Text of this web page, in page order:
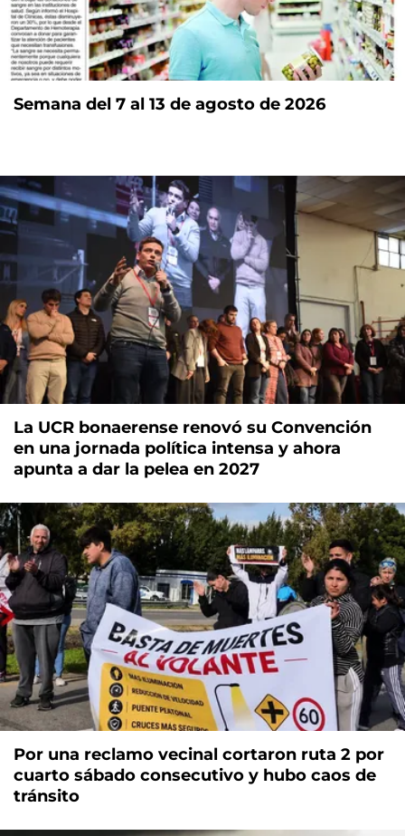
Semana del 7 al 13 de agosto de 2026
La UCR bonaerense renovó su Convención
en una jornada política intensa y ahora
apunta a dar la pelea en 2027
Por una reclamo vecinal cortaron ruta 2 por
cuarto sábado consecutivo y hubo caos de
tránsito